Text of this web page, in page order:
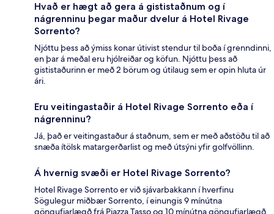
Hvað er hægt að gera á gististaðnum og í
nágrenninu þegar maður dvelur á Hotel Rivage
Sorrento?
Njóttu þess að ýmiss konar útivist stendur til boða í grenndinni,
en þar á meðal eru hjólreiðar og köfun. Njóttu þess að
gististaðurinn er með 2 börum og útilaug sem er opin hluta úr
ári.
Eru veitingastaðir á Hotel Rivage Sorrento eða í
nágrenninu?
Já, það er veitingastaður á staðnum, sem er með aðstöðu til að
snæða ítölsk matargerðarlist og með útsýni yfir golfvöllinn.
Á hvernig svæði er Hotel Rivage Sorrento?
Hotel Rivage Sorrento er við sjávarbakkann í hverfinu
Sögulegur miðbær Sorrento, í einungis 9 mínútna
göngufjarlægð frá Piazza Tasso og 10 mínútna göngufjarlægð